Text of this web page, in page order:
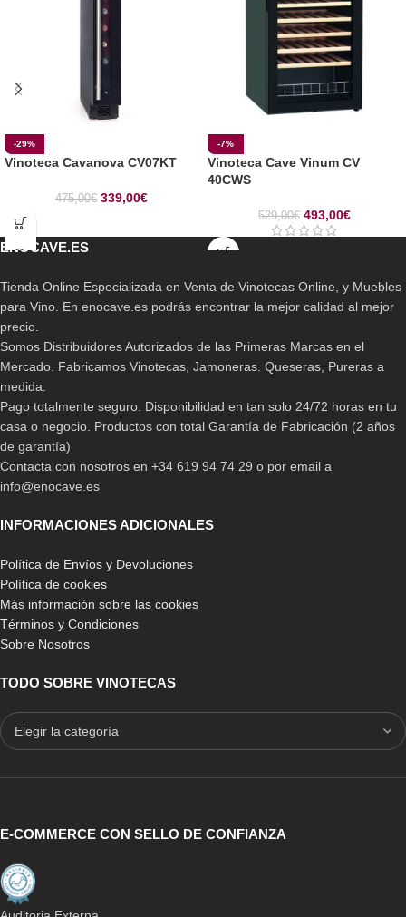
-29%
Vinoteca Cavanova CV07KT
475,00€ 339,00€
-7%
Vinoteca Cave Vinum CV
40CWS
529,00€ 493,00€
ENOCAVE.ES
Tienda Online Especializada en Venta de Vinotecas Online, y Muebles
para Vino. En enocave.es podrás encontrar la mejor calidad al mejor
precio.
Somos Distribuidores Autorizados de las Primeras Marcas en el
Mercado. Fabricamos Vinotecas, Jamoneras. Queseras, Pureras a
medida.
Pago totalmente seguro. Disponibilidad en tan solo 24/72 horas en tu
casa o negocio. Productos con total Garantía de Fabricación (2 años
de garantía)
Contacta con nosotros en +34 619 94 74 29 o por email a
info@enocave.es
INFORMACIONES ADICIONALES
Política de Envíos y Devoluciones
Política de cookies
Más información sobre las cookies
Términos y Condiciones
Sobre Nosotros
TODO SOBRE VINOTECAS
E-COMMERCE CON SELLO DE CONFIANZA